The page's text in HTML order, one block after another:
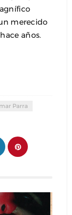
merecido
años.
Parra